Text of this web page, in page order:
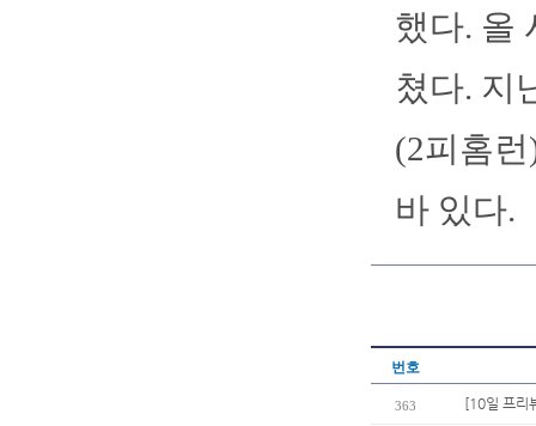
했다. 올
쳤다. 지
(2피홈
바 있다.
번호
363 [10일 프리